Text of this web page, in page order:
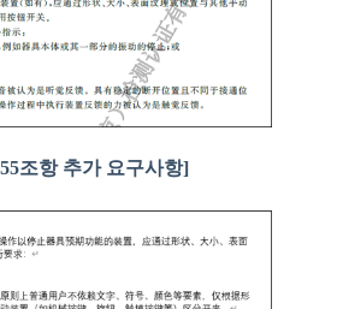
조항 추가 요구사항]